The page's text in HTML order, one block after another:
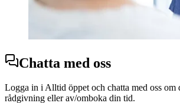
Chatta med oss
Logga in i Alltid öppet och chatta med oss
rådgivning eller av/omboka din tid.